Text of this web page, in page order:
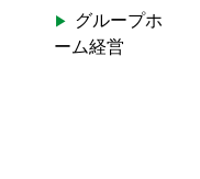
グループホ
ーム経営